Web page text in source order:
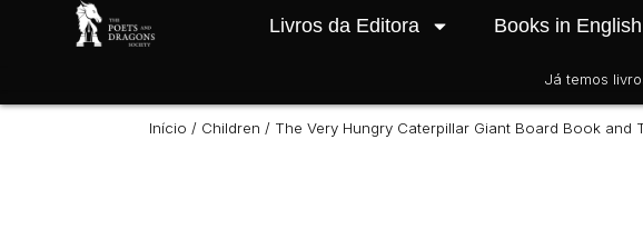
Livros da Editora Books in English
Início / Children / The Very Hungry Caterpillar Giant Board Book and
Já temos